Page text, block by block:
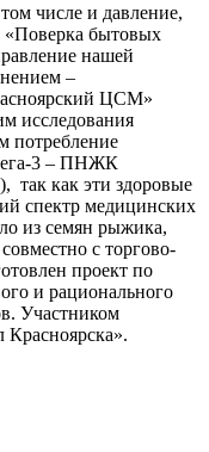
числе и давление,
«Поверка бытовых
нашей
–
ЦСМ»
исследования
потребление
3 – ПНЖК
как эти здоровые
спектр медицинских
из семян рыжика,
с торгово-
проект по
и рационального
Участником
Красноярска».